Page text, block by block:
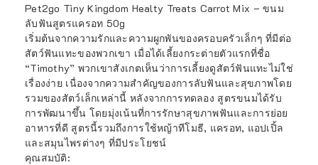
Pet2go Tiny Kingdom Healty Treats Carrot Mix – ขนม
ลับฟันสูตรแครอท 50g
เริ่มต้นจากความรักและความผูกพันของครอบครัวเล็กๆ ที่มีต่อ
สัตว์ฟันแทะของพวกเขา เมื่อได้เลี้ยงกระต่ายตัวแรกที่ชื่อ
“Timothy” พวกเขาสังเกตเห็นว่าการเลี้ยงดูสัตว์ฟันแทะไม่ใช่
เรื่องง่าย เนื่องจากความสำคัญของการลับฟันและสุขภาพโดย
รวมของสัตว์เล็กเหล่านี้ หลังจากการทดลอง สูตรขนมได้รับ
การพัฒนาขึ้น โดยมุ่งเน้นที่การรักษาสุขภาพฟันและการย่อย
อาหารที่ดี สูตรนี้รวมถึงการใช้หญ้าทีโมธี, แครอท, แอปเปิ้ล
และสมุนไพรต่างๆ ที่มีประโยชน์
คุณสมบัติ: